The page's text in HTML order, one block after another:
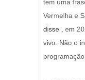
tem uma
Vermelha e
disse , em
vivo. Não o